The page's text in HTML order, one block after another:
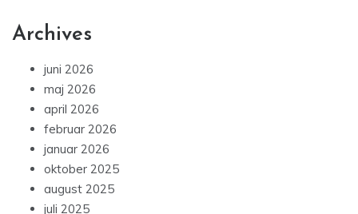
Archives
juni 2026
maj 2026
april 2026
februar 2026
januar 2026
oktober 2025
august 2025
juli 2025